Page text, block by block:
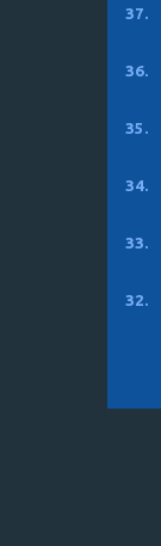
37.
36.
35.
34.
33.
32.